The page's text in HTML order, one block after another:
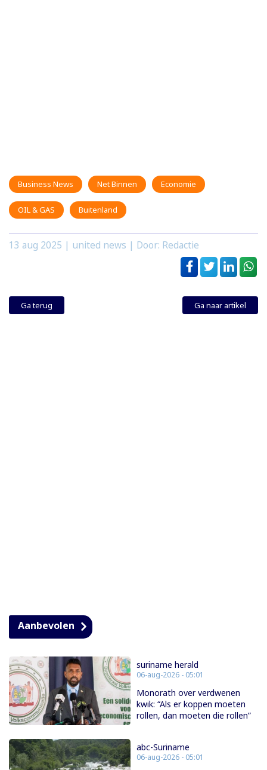
Business News Net Binnen Economie
OIL & GAS Buitenland
13 aug 2025 | united news | Door: Redactie
Ga terug Ga naar artikel
Aanbevolen
suriname herald
06-aug-2026 - 05:01
Monorath over verdwenen
kwik: “Als er koppen moeten
rollen, dan moeten die rollen”
abc-Suriname
06-aug-2026 - 05:01